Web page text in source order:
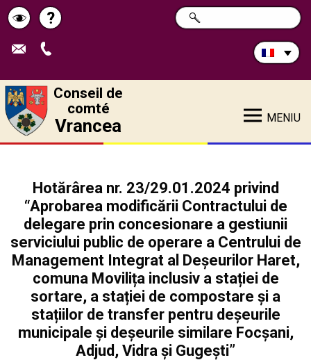
Schimbă
contrastul
Pagina
de
?
Rechercher
sur
CHERCHER
Conseil de
comté
Vrancea MENIU
Hotărârea nr. 23/29.01.2024 privind
“Aprobarea modificării Contractului de
delegare prin concesionare a gestiunii
serviciului public de operare a Centrului de
Management Integrat al Deșeurilor Haret,
comuna Movilița inclusiv a stației de
sortare, a stației de compostare și a
stațiilor de transfer pentru deșeurile
municipale și deșeurile similare Focșani,
Adjud, Vidra și Gugești”